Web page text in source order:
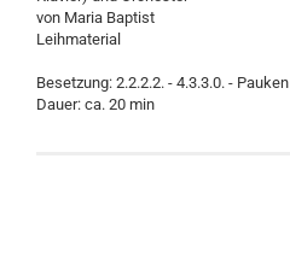
von Maria Baptist
Leihmaterial
Besetzung: 2.2.2.2. - 4.3.3.0. - Pauken
Dauer: ca. 20 min